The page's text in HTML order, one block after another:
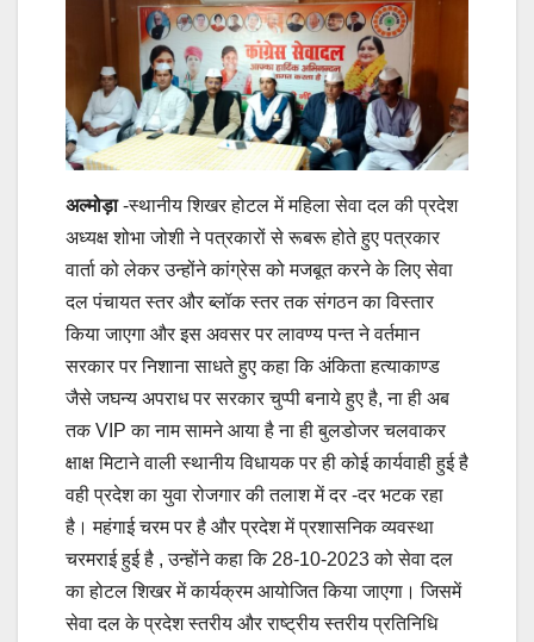
अल्मोड़ा-स्थानीय शिखर होटल में महिला सेवा दल की प्रदेश
अध्यक्ष शोभा जोशी ने पत्रकारों से रूबरू होते हुए पत्रकार
वार्ता को लेकर उन्होंने कांग्रेस को मजबूत करने के लिए सेवा
दल पंचायत स्तर और ब्लॉक स्तर तक संगठन का विस्तार
किया जाएगा और इस अवसर पर लावण्य पन्त ने वर्तमान
सरकार पर निशाना साधते हुए कहा कि अंकिता हत्याकाण्ड
जैसे जघन्य अपराध पर सरकार चुप्पी बनाये हुए है, ना ही अब
तक VIP का नाम सामने आया है ना ही बुलडोजर चलवाकर
क्षाक्ष मिटाने वाली स्थानीय विधायक पर ही कोई कार्यवाही हुई है
वही प्रदेश का युवा रोजगार की तलाश में दर -दर भटक रहा
है। महंगाई चरम पर है और प्रदेश में प्रशासनिक व्यवस्था
चरमराई हुई है , उन्होंने कहा कि 28-10-2023 को सेवा दल
का होटल शिखर में कार्यक्रम आयोजित किया जाएगा। जिसमें
सेवा दल के प्रदेश स्तरीय और राष्ट्रीय स्तरीय प्रतिनिधि